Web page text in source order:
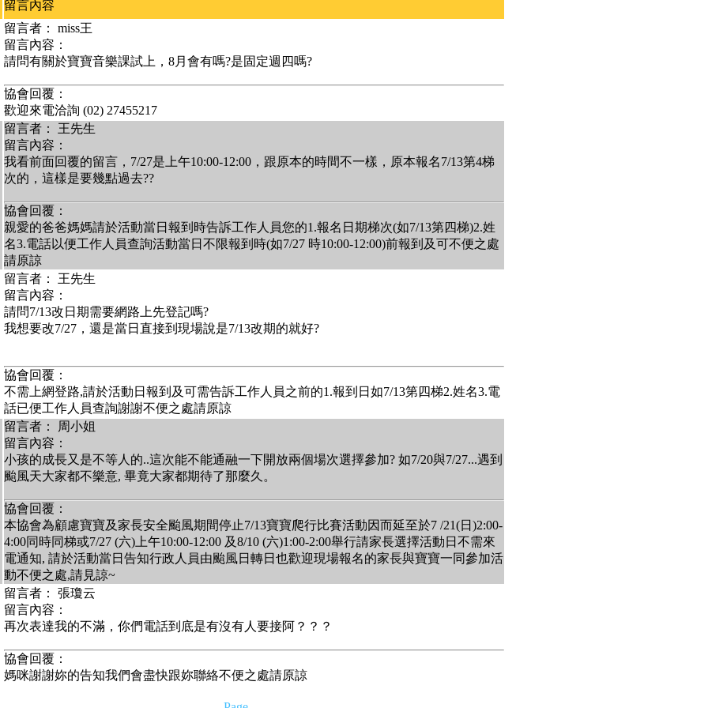
留言內容
留言者： miss王
留言內容：
請問有關於寶寶音樂課試上，8月會有嗎?是固定週四嗎?
協會回覆：
歡迎來電洽詢 (02) 27455217
留言者： 王先生
留言內容：
我看前面回覆的留言，7/27是上午10:00-12:00，跟原本的時間不一樣，原本報名7/13第4梯
次的，這樣是要幾點過去??
協會回覆：
親愛的爸爸媽媽請於活動當日報到時告訴工作人員您的1.報名日期梯次(如7/13第四梯)2.姓
名3.電話以便工作人員查詢活動當日不限報到時(如7/27 時10:00-12:00)前報到及可不便之處
請原諒
留言者： 王先生
留言內容：
請問7/13改日期需要網路上先登記嗎?
我想要改7/27，還是當日直接到現場說是7/13改期的就好?
協會回覆：
不需上網登路,請於活動日報到及可需告訴工作人員之前的1.報到日如7/13第四梯2.姓名3.電
話已便工作人員查詢謝謝不便之處請原諒
留言者： 周小姐
留言內容：
小孩的成長又是不等人的..這次能不能通融一下開放兩個場次選擇參加? 如7/20與7/27...遇到
颱風天大家都不樂意, 畢竟大家都期待了那麼久。
協會回覆：
本協會為顧慮寶寶及家長安全颱風期間停止7/13寶寶爬行比賽活動因而延至於7 /21(日)2:00-
4:00同時同梯或7/27 (六)上午10:00-12:00 及8/10 (六)1:00-2:00舉行請家長選擇活動日不需來
電通知, 請於活動當日告知行政人員由颱風日轉日也歡迎現場報名的家長與寶寶一同參加活
動不便之處,請見諒~
留言者： 張瓊云
留言內容：
再次表達我的不滿，你們電話到底是有沒有人要接阿？？？
協會回覆：
媽咪謝謝妳的告知我們會盡快跟妳聯絡不便之處請原諒